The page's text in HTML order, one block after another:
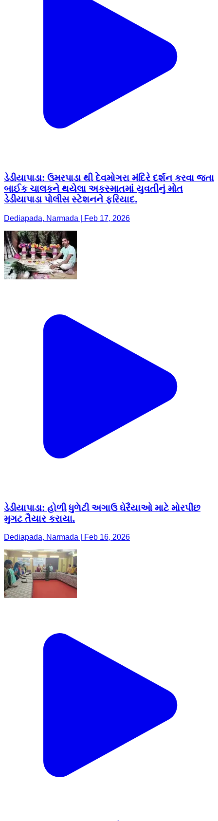
ડેડીયાપાડા: ઉમરપાડા થી દેવમોગરા મંદિરે દર્શન કરવા જતા
બાઈક ચાલકને થયેલા અકસ્માતમાં યુવતીનું મોત
ડેડીયાપાડા પોલીસ સ્ટેશનને ફરિયાદ.
Dediapada, Narmada | Feb 17, 2026
ડેડીયાપાડા: હોળી ધુળેટી અગાઉ ઘેરૈયાઓ માટે મોરપીંછ
મુગટ તૈયાર કરાયા.
Dediapada, Narmada | Feb 16, 2026